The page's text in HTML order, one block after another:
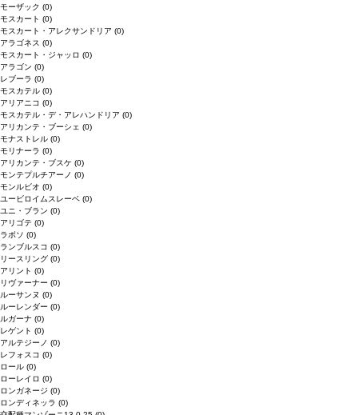
モーザック (0)
モスカート (0)
モスカート・アレクサンドリア (0)
アラゴネス (0)
モスカート・ジャッロ (0)
アラゴン (0)
レブーラ (0)
モスカテル (0)
アリアニコ (0)
モスカテル・デ・アレハンドリア (0)
アリカンテ・ブーシェ (0)
モナストレル (0)
モリナーラ (0)
アリカンテ・ブスケ (0)
モンテプルチアーノ (0)
モンルビオ (0)
ユービロイムスレーベ (0)
ユニ・ブラン (0)
アリゴテ (0)
ラボソ (0)
ランブルスコ (0)
リースリング (0)
アリント (0)
リヴァーナー (0)
ルーサンヌ (0)
ルーレンダー (0)
ルガーナ (0)
レゲント (0)
アルテジーノ (0)
レフォスコ (0)
ロール (0)
ローレイロ (0)
ロンガネージ (0)
ロンディネッラ (0)